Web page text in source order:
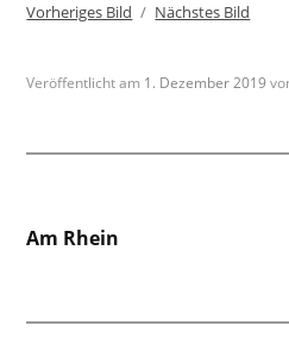
Vorheriges Bild Nächstes Bild
Veröffentlicht am 1. Dezember 2019
Am Rhein